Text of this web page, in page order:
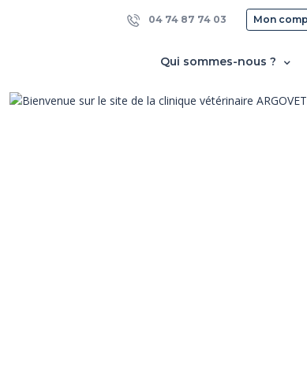
Qui sommes-nous ?
04 74 87 74 03 Mon